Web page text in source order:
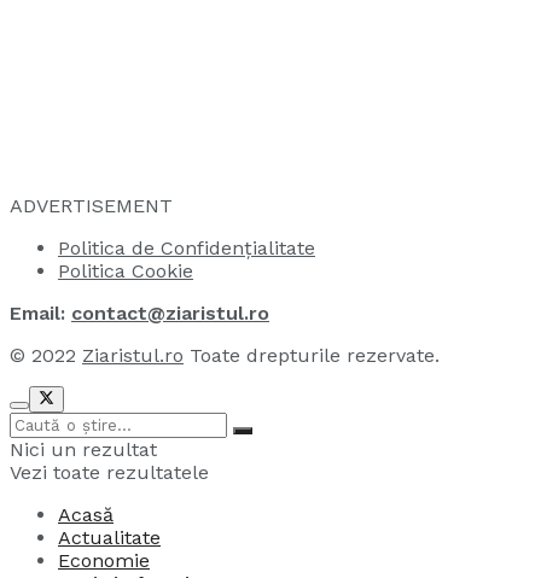
ADVERTISEMENT
Politica de Confidențialitate
Politica Cookie
Email: contact@ziaristul.ro
© 2022 Ziaristul.ro Toate drepturile rezervate.
Nici un rezultat
Vezi toate rezultatele
Acasă
Actualitate
Economie